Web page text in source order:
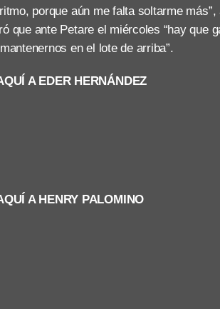
porque aún me falta soltarme
que ante Petare el miércoles “hay que
en el lote de arriba”.
A EDER HERNÁNDEZ
A HENRY PALOMINO